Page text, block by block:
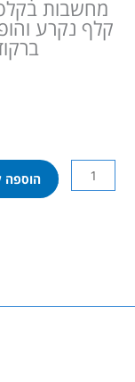
מחשבות
קלף נקרע
ברקוד
כמות
של
-
הוספה